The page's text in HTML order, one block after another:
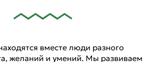
вместе люди разного
желаний и умений. Мы развиваем